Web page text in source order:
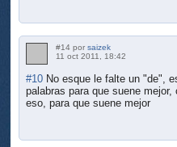
#14 por saizek
11 oct 2011, 18:42
#10 No esque le falte un "de",
palabras para que suene
eso, para que suene mejor